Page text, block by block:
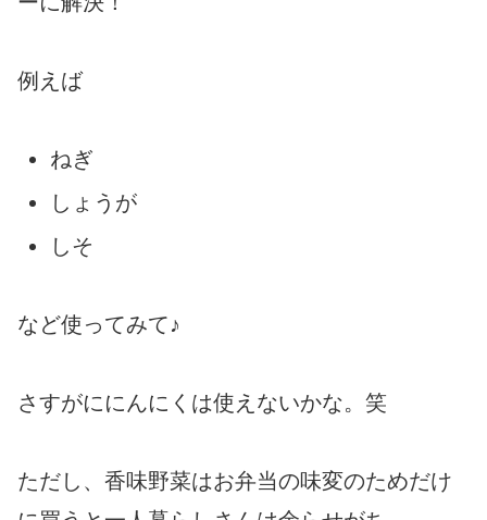
例えば
ねぎ
しょうが
しそ
など使ってみて♪
さすがににんにくは使えないかな。笑
ただし、香味野菜はお弁当の味変のためだけ